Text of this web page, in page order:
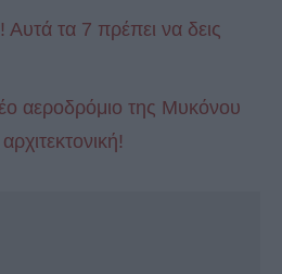
Αυτά τα 7 πρέπει να δεις
αεροδρόμιο της Μυκόνου